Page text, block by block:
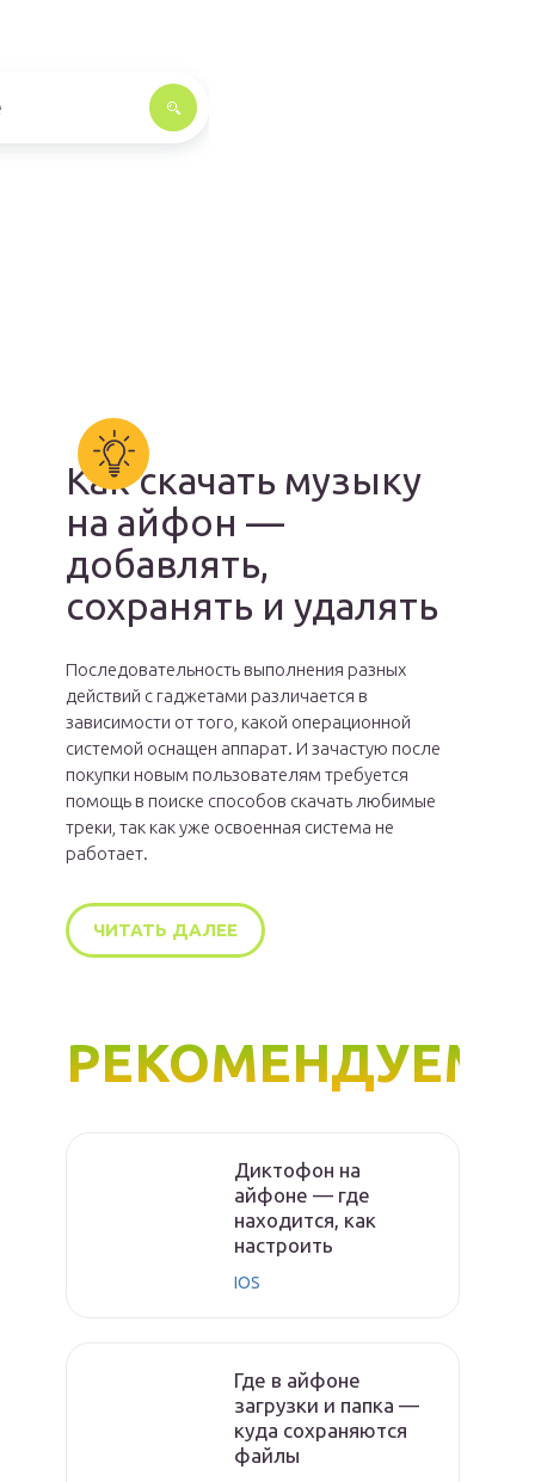
Как скачать музыку
на айфон —
добавлять,
сохранять и удалять
Последовательность выполнения разных
действий с гаджетами различается в
зависимости от того, какой операционной
системой оснащен аппарат. И зачастую после
покупки новым пользователям требуется
помощь в поиске способов скачать любимые
треки, так как уже освоенная система не
работает.
ЧИТАТЬ ДАЛЕЕ
РЕКОМЕНДУЕМ
Диктофон на
айфоне — где
находится, как
настроить
IOS
Где в айфоне
загрузки и папка —
куда сохраняются
файлы